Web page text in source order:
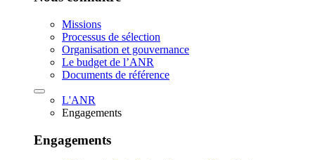
Missions
Processus de sélection
Organisation et gouvernance
Le budget de l’ANR
Documents de référence
L'ANR
Engagements
Engagements